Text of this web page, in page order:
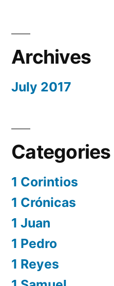
Archives
July 2017
Categories
1 Corintios
1 Crónicas
1 Juan
1 Pedro
1 Reyes